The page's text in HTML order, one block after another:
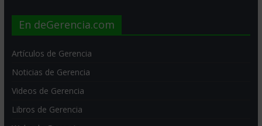
En deGerencia.com
Artículos de Gerencia
Noticias de Gerencia
Videos de Gerencia
Libros de Gerencia